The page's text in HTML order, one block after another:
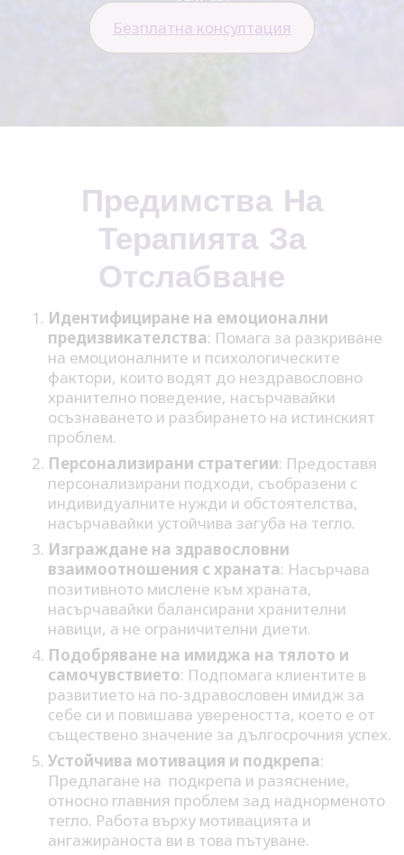
Безплатна консултация
Предимства На
Терапията За
Отслабване
Идентифициране на емоционални
предизвикателства: Помага за разкриване
на емоционалните и психологическите
фактори, които водят до нездравословно
хранително поведение, насърчавайки
осъзнаването и разбирането на истинският
проблем.
Персонализирани стратегии: Предоставя
персонализирани подходи, съобразени с
индивидуалните нужди и обстоятелства,
насърчавайки устойчива загуба на тегло.
Изграждане на здравословни
взаимоотношения с храната: Насърчава
позитивното мислене към храната,
насърчавайки балансирани хранителни
навици, а не ограничителни диети.
Подобряване на имиджа на тялото и
самочувствието: Подпомага клиентите в
развитието на по-здравословен имидж за
себе си и повишава увереността, което е от
съществено значение за дългосрочния успех.
Устойчива мотивация и подкрепа:
Предлагане на подкрепа и разяснение,
относно главния проблем зад наднорменото
тегло. Работа върху мотивацията и
ангажираноста ви в това пътуване.